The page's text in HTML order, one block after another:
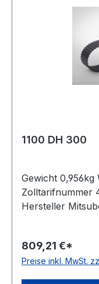
1100 DH 300
Gewicht
Zolltarifnummer
Hersteller
Material
DIN 5296
809,21 €*
Preise inkl. MwSt.